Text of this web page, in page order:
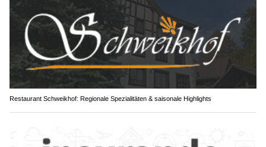
Restaurant Schweikhof: Regionale Spezialitäten & saisonale Highlights